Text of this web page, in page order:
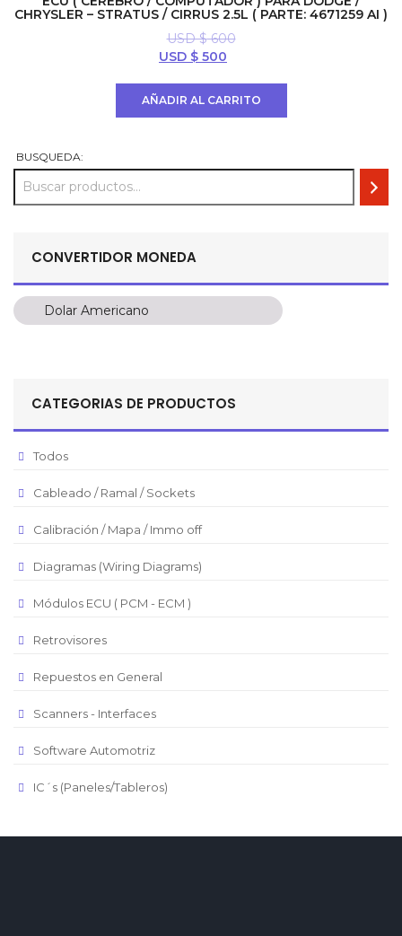
CHRYSLER – STRATUS / CIRRUS 2.5L ( PARTE: 4671259 AI )
USD $600
El
era:
USD $ 500
es:
AÑADIR AL CARRITO
BUSQUEDA:
CONVERTIDOR MONEDA
Dolar Americano
Dolar Americano
Pesos Mexicanos
Euro
Real Brasilero
CATEGORIAS DE PRODUCTOS
Todos
Cableado / Ramal / Sockets
Calibración / Mapa / Immo off
Diagramas (Wiring Diagrams)
Módulos ECU ( PCM - ECM )
Retrovisores
Repuestos en General
Scanners - Interfaces
Software Automotriz
IC´s (Paneles/Tableros)